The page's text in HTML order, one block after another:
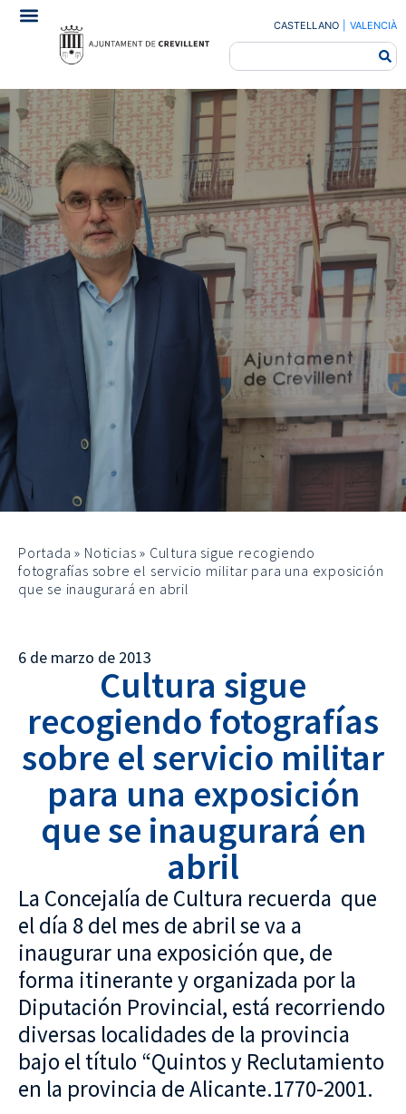
CASTELLANO VALENCIÀ
Portada » Noticias » Cultura sigue recogiendo
fotografías sobre el servicio militar para una exposición
que se inaugurará en abril
6 de marzo de 2013
Cultura sigue
recogiendo fotografías
sobre el servicio militar
para una exposición
que se inaugurará en
abril
La Concejalía de Cultura recuerda que
el día 8 del mes de abril se va a
inaugurar una exposición que, de
forma itinerante y organizada por la
Diputación Provincial, está recorriendo
diversas localidades de la provincia
bajo el título “Quintos y Reclutamiento
en la provincia de Alicante.1770-2001.